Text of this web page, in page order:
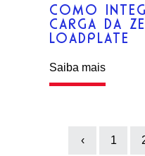
COMO
CARGA DA
LOADPLATE
Saiba mais
‹
Previous
1